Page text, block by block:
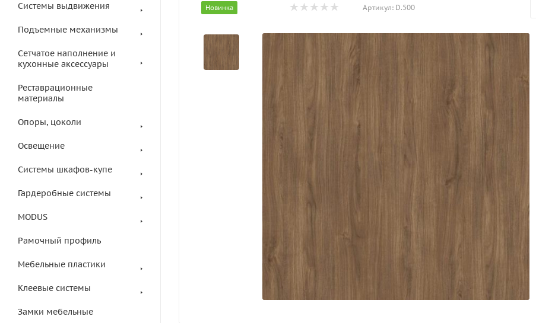
Системы выдвижения
Подъемные механизмы
Сетчатое наполнение и
кухонные аксессуары
Реставрационные
материалы
Опоры, цоколи
Освещение
Системы шкафов-купе
Гардеробные системы
MODUS
Рамочный профиль
Мебельные пластики
Клеевые системы
Замки мебельные
Новинка Артикул: D.500